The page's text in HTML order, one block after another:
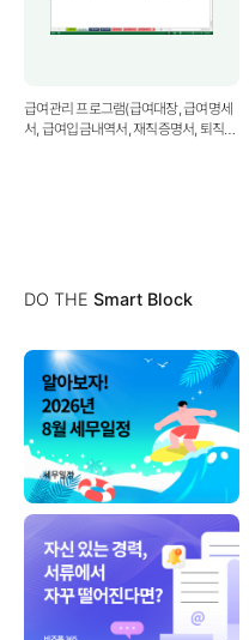
급여관리 프로그램(급여대장, 급여명세
서, 급여입금내역서, 재직증명서, 퇴직증
DO THE Smart Block